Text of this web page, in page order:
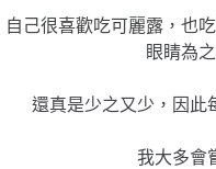
自己很喜歡吃可麗露，也
眼睛為
還真是少之又少，因此
我大多會